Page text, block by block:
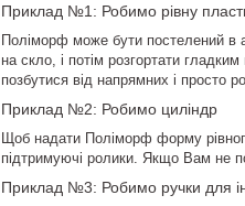
Приклад №1: Робимо рівну
Поліморф може бути постелений в
на скло, і потім розгортати
позбутися від напрямних і просто
Приклад №2: Робимо циліндр
Щоб надати Поліморф форму
підтримуючі ролики. Якщо Вам не
Приклад №3: Робимо ручки для